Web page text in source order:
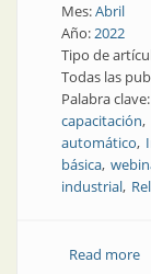
Mes:Abril
Año:2022
Tipo de
Todas las
Palabra clave:
capacitación
automático
básica
industrial
Read more